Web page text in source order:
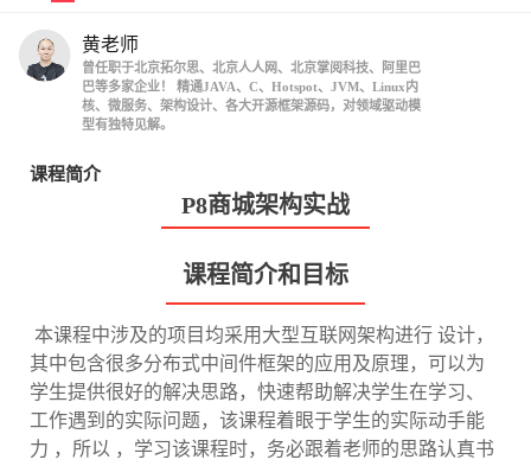
黄老师
曾任职于北京拓尔思、北京人人网、北京掌阅科技、阿里巴
巴等多家企业！ 精通JAVA、C、Hotspot、JVM、Linux内
核、微服务、架构设计、各大开源框架源码，对领域驱动模
型有独特见解。
课程简介
P8商城架构实战
课程简介和目标
​ 本课程中涉及的项目均采用大型互联网架构进行 设计，
其中包含很多分布式中间件框架的应用及原理，可以为
学生提供很好的解决思路，快速帮助解决学生在学习、
工作遇到的实际问题，该课程着眼于学生的实际动手能
力 ，所以 ，学习该课程时，务必跟着老师的思路认真书